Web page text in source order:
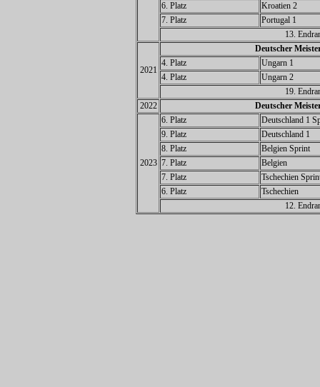
6. Platz
Kroatien 2
7. Platz
Portugal 1
13.
2021
Deutscher
4. Platz
Ungarn 1
4. Platz
Ungarn 2
19.
2022
Deutscher
2023
6. Platz
Deutschland 1
9. Platz
Deutschland 1
8. Platz
Belgien Sprint
7. Platz
Belgien
7. Platz
Tschechien
6. Platz
Tschechien
12.